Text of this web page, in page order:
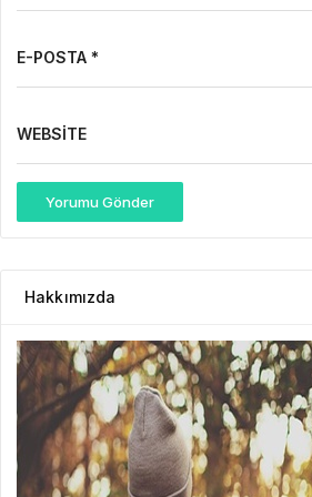
E-POSTA *
WEBSITE
Yorumu Gönder
Hakkımızda